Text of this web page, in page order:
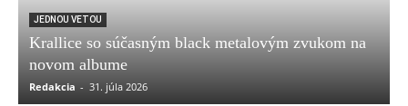
JEDNOU VETOU
Krallice so súčasným black metalovým zvukom na
novom albume
Redakcia - 31. júla 2026